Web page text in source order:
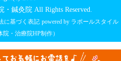
鍼灸院 All Rights Reserved.
に基づく表記 powered by ラポールスタイル
院・治療院HP制作）